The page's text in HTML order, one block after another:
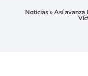
Noticias»Así avanza